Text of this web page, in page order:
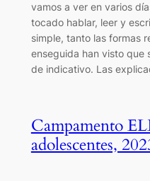
vamos a ver en varios
tocado hablar, leer y
simple, tanto las formas
enseguida han visto que
de indicativo. Las
Campamento
adolescentes,